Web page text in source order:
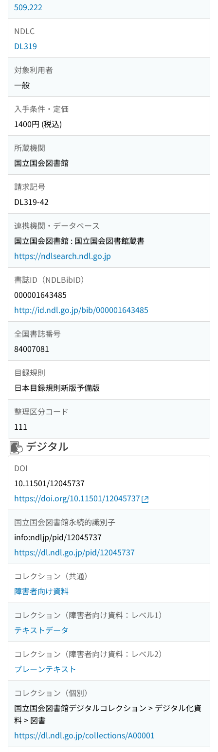
509.222
NDLC
DL319
対象利用者
一般
入手条件・定価
1400円 (税込)
所蔵機関
国立国会図書館
請求記号
DL319-42
連携機関・データベース
国立国会図書館 : 国立国会図書館蔵書
https://ndlsearch.ndl.go.jp
書誌ID（NDLBibID）
000001643485
http://id.ndl.go.jp/bib/000001643485
全国書誌番号
84007081
目録規則
日本目録規則新版予備版
整理区分コード
111
デジタル
DOI
10.11501/12045737
https://doi.org/10.11501/12045737
国立国会図書館永続的識別子
info:ndljp/pid/12045737
https://dl.ndl.go.jp/pid/12045737
コレクション（共通）
障害者向け資料
コレクション（障害者向け資料：レベル1）
テキストデータ
コレクション（障害者向け資料：レベル2）
プレーンテキスト
コレクション（個別）
国立国会図書館デジタルコレクション > デジタル化資
料 > 図書
https://dl.ndl.go.jp/collections/A00001